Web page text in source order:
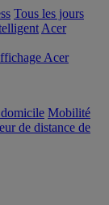
Tous les jours
Acer
Acer
Mobilité
de distance de